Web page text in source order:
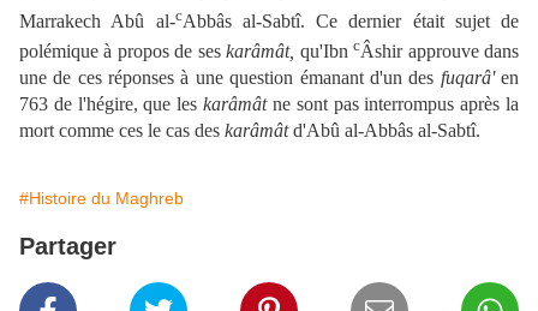
Marrakech Abû al-cAbbâs al-Sabtî. Ce dernier était sujet de
polémique à propos de seskarâmât, qu'IbncÂshir approuve dans
une de ces réponses à une question émanant d'un des fuqarâ'en
763 de l'hégire, que leskarâmâtne sont pas interrompus après la
mort comme ces le cas des karâmâtd'Abû al-Abbâs al-Sabtî.
#Histoire du Maghreb
Partager